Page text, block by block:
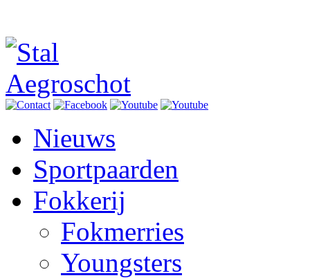
Nieuws
Sportpaarden
Fokkerij
Fokmerries
Youngsters